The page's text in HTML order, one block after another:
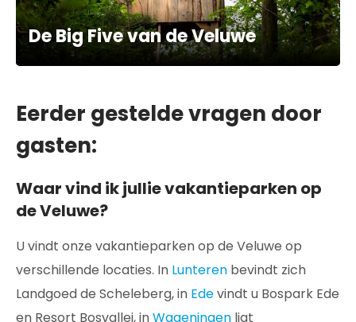
De Big Five van de Veluwe
Eerder gestelde vragen door
gasten:
Waar vind ik jullie vakantieparken op
de Veluwe?
U vindt onze vakantieparken op de Veluwe op
verschillende locaties. In Lunteren bevindt zich
Landgoed de Scheleberg, in Edevindt u Bospark Ede
en Resort Bosvallei, inWageningen ligt